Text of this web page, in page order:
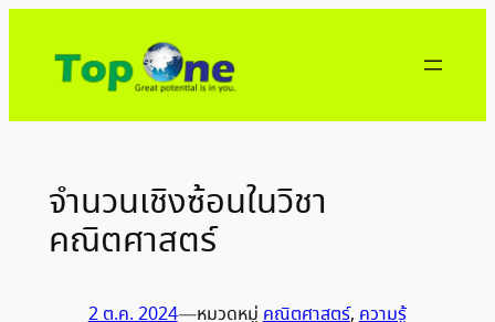
จำนวนเชิงซ้อนในวิชา
คณิตศาสตร์
2 ต.ค. 2024—หมวดหมู่คณิตศาสตร์, ความรู้